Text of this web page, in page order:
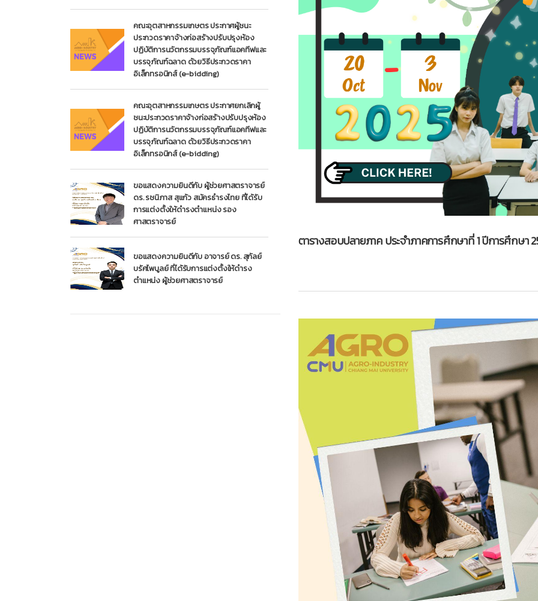
คณะอุตสาหกรรมเกษตร ประกาศผู้ชนะ
ประกวดราคาจ้างก่อสร้างปรับปรุงห้อง
ปฏิบัติการนวัตกรรมบรรจุภัณฑ์แอคทีฟและ
บรรจุภัณฑ์ฉลาด ด้วยวิธีประกวดราคา
อิเล็กทรอนิกส์ (e-bidding)
คณะอุตสาหกรรมเกษตร ประกาศยกเลิกผู้
ชนะประกวดราคาจ้างก่อสร้างปรับปรุงห้อง
ปฏิบัติการนวัตกรรมบรรจุภัณฑ์แอคทีฟและ
บรรจุภัณฑ์ฉลาด ด้วยวิธีประกวดราคา
อิเล็กทรอนิกส์ (e-bidding)
ขอแสดงความยินดีกับ ผู้ช่วยศาสตราจารย์
ดร. รชนิภาส สุแก้ว สมัครธำรงไทย ที่ได้รับ
การแต่งตั้งให้ดำรงตำแหน่ง รอง
ศาสตราจารย์
ขอแสดงความยินดีกับ อาจารย์ ดร. สุกัลย์
บรัศไพบูลย์ ที่ได้รับการแต่งตั้งให้ดำรง
ตำแหน่ง ผู้ช่วยศาสตราจารย์
ตารางสอบปลายภาค ประจำภาคการศึกษาที่ 1 ปีการศึกษา